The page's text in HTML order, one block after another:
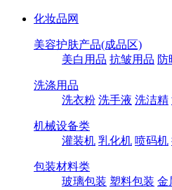
化妆品网
美容护肤产品(成品区)
美白用品 抗皱用品 防
洗涤用品
洗衣粉 洗手液 洗洁精
机械设备类
灌装机 乳化机 喷码机
包装材料类
玻璃包装 塑料包装 金